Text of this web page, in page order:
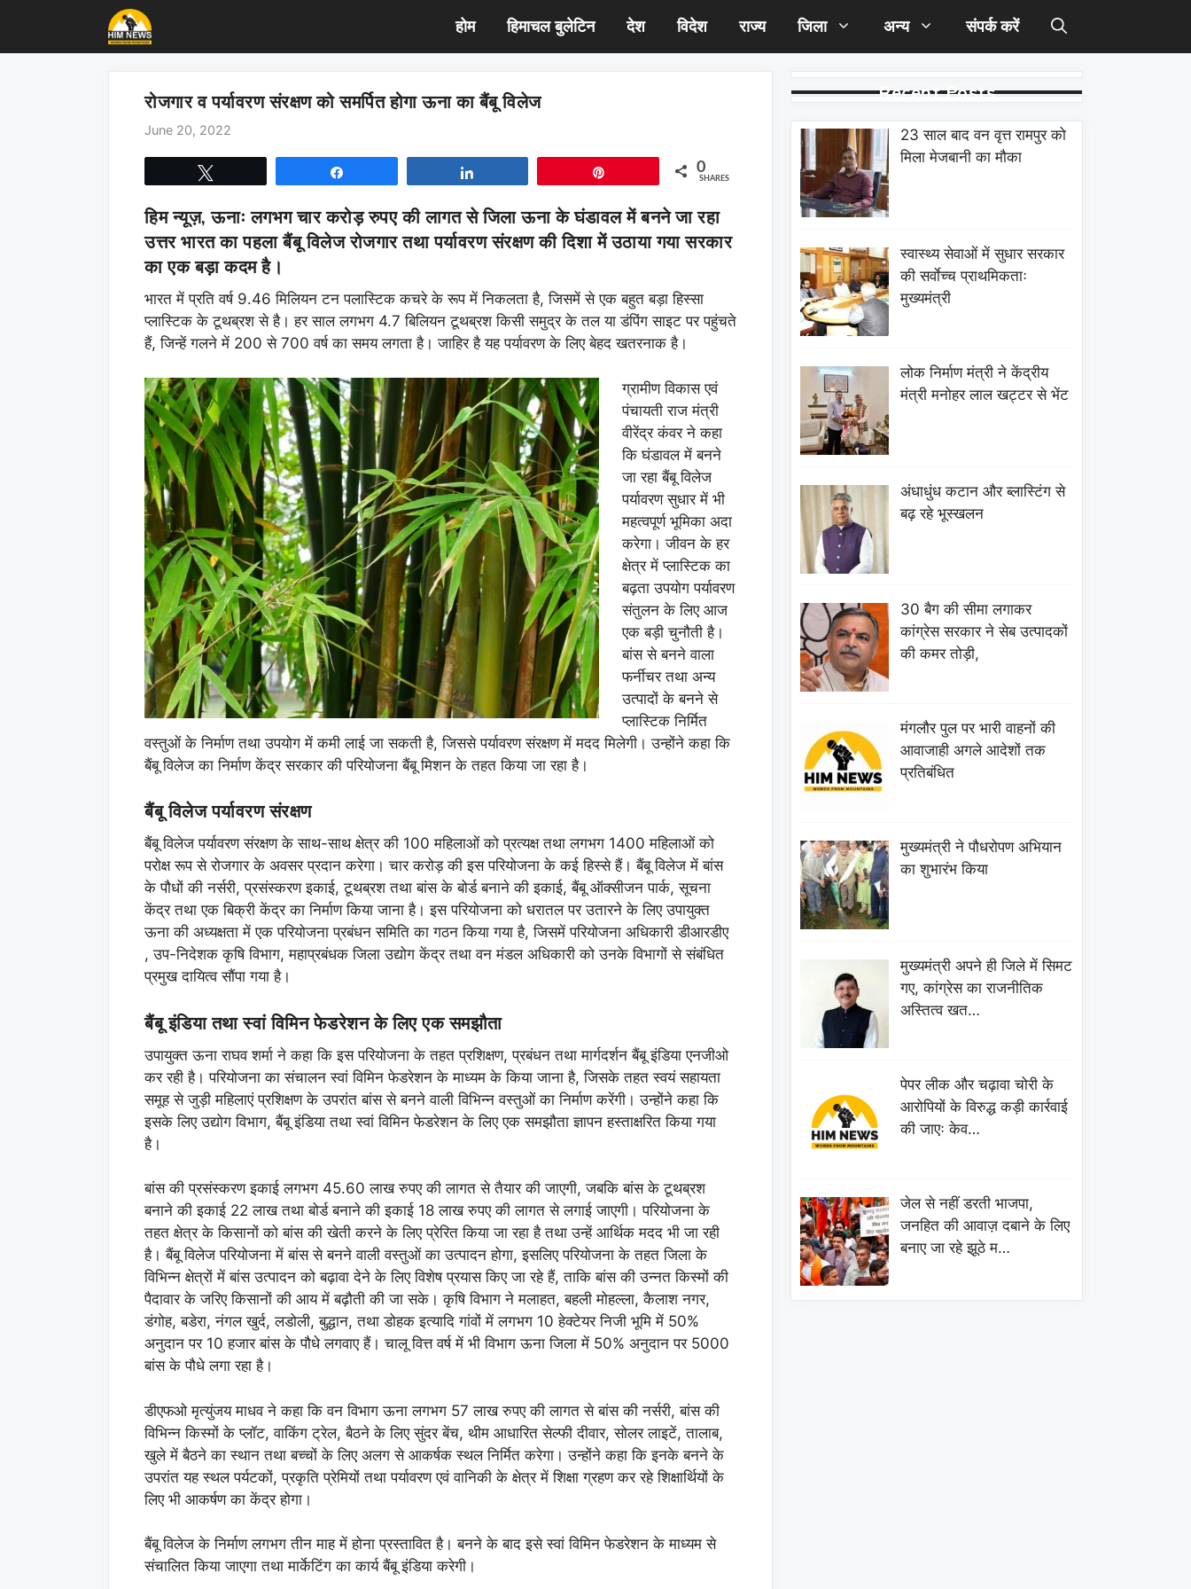
content
होम हिमाचल बुलेटिन देश विदेश राज्य जिला अन्य संपर्क करें
रोजगार व पर्यावरण संरक्षण को समर्पित होगा ऊना का बैंबू विलेज
June 20, 2022
0
SHARES
हिम न्यूज़, ऊनाः लगभग चार करोड़ रुपए की लागत से जिला ऊना के घंडावल में बनने जा रहा
उत्तर भारत का पहला बैंबू विलेज रोजगार तथा पर्यावरण संरक्षण की दिशा में उठाया गया सरकार
का एक बड़ा कदम है।
भारत में प्रति वर्ष 9.46 मिलियन टन पलास्टिक कचरे के रूप में निकलता है, जिसमें से एक बहुत बड़ा हिस्सा
प्लास्टिक के टूथब्रश से है। हर साल लगभग 4.7 बिलियन टूथब्रश किसी समुद्र के तल या डंपिंग साइट पर पहुंचते
हैं, जिन्हें गलने में 200 से 700 वर्ष का समय लगता है। जाहिर है यह पर्यावरण के लिए बेहद खतरनाक है।
ग्रामीण विकास एवं
पंचायती राज मंत्री
वीरेंद्र कंवर ने कहा
कि घंडावल में बनने
जा रहा बैंबू विलेज
पर्यावरण सुधार में भी
महत्वपूर्ण भूमिका अदा
करेगा। जीवन के हर
क्षेत्र में प्लास्टिक का
बढ़ता उपयोग पर्यावरण
संतुलन के लिए आज
एक बड़ी चुनौती है।
बांस से बनने वाला
फर्नीचर तथा अन्य
उत्पादों के बनने से
प्लास्टिक निर्मित
वस्तुओं के निर्माण तथा उपयोग में कमी लाई जा सकती है, जिससे पर्यावरण संरक्षण में मदद मिलेगी। उन्होंने कहा कि
बैंबू विलेज का निर्माण केंद्र सरकार की परियोजना बैंबू मिशन के तहत किया जा रहा है।
बैंबू विलेज पर्यावरण संरक्षण
बैंबू विलेज पर्यावरण संरक्षण के साथ-साथ क्षेत्र की 100 महिलाओं को प्रत्यक्ष तथा लगभग 1400 महिलाओं को
परोक्ष रूप से रोजगार के अवसर प्रदान करेगा। चार करोड़ की इस परियोजना के कई हिस्से हैं। बैंबू विलेज में बांस
के पौधों की नर्सरी, प्रसंस्करण इकाई, टूथब्रश तथा बांस के बोर्ड बनाने की इकाई, बैंबू ऑक्सीजन पार्क, सूचना
केंद्र तथा एक बिक्री केंद्र का निर्माण किया जाना है। इस परियोजना को धरातल पर उतारने के लिए उपायुक्त
ऊना की अध्यक्षता में एक परियोजना प्रबंधन समिति का गठन किया गया है, जिसमें परियोजना अधिकारी डीआरडीए
, उप-निदेशक कृषि विभाग, महाप्रबंधक जिला उद्योग केंद्र तथा वन मंडल अधिकारी को उनके विभागों से संबंधित
प्रमुख दायित्व सौंपा गया है।
बैंबू इंडिया तथा स्वां विमिन फेडरेशन के लिए एक समझौता
उपायुक्त ऊना राघव शर्मा ने कहा कि इस परियोजना के तहत प्रशिक्षण, प्रबंधन तथा मार्गदर्शन बैंबू इंडिया एनजीओ
कर रही है। परियोजना का संचालन स्वां विमिन फेडरेशन के माध्यम के किया जाना है, जिसके तहत स्वयं सहायता
समूह से जुड़ी महिलाएं प्रशिक्षण के उपरांत बांस से बनने वाली विभिन्न वस्तुओं का निर्माण करेंगी। उन्होंने कहा कि
इसके लिए उद्योग विभाग, बैंबू इंडिया तथा स्वां विमिन फेडरेशन के लिए एक समझौता ज्ञापन हस्ताक्षरित किया गया
है।
बांस की प्रसंस्करण इकाई लगभग 45.60 लाख रुपए की लागत से तैयार की जाएगी, जबकि बांस के टूथब्रश
बनाने की इकाई 22 लाख तथा बोर्ड बनाने की इकाई 18 लाख रुपए की लागत से लगाई जाएगी। परियोजना के
तहत क्षेत्र के किसानों को बांस की खेती करने के लिए प्रेरित किया जा रहा है तथा उन्हें आर्थिक मदद भी जा रही
है। बैंबू विलेज परियोजना में बांस से बनने वाली वस्तुओं का उत्पादन होगा, इसलिए परियोजना के तहत जिला के
विभिन्न क्षेत्रों में बांस उत्पादन को बढ़ावा देने के लिए विशेष प्रयास किए जा रहे हैं, ताकि बांस की उन्नत किस्मों की
पैदावार के जरिए किसानों की आय में बढ़ौती की जा सके। कृषि विभाग ने मलाहत, बहली मोहल्ला, कैलाश नगर,
डंगोह, बडेरा, नंगल खुर्द, लडोली, बुद्धान, तथा डोहक इत्यादि गांवों में लगभग 10 हेक्टेयर निजी भूमि में 50%
अनुदान पर 10 हजार बांस के पौधे लगवाए हैं। चालू वित्त वर्ष में भी विभाग ऊना जिला में 50% अनुदान पर 5000
बांस के पौधे लगा रहा है।
डीएफओ मृत्युंजय माधव ने कहा कि वन विभाग ऊना लगभग 57 लाख रुपए की लागत से बांस की नर्सरी, बांस की
विभिन्न किस्मों के प्लॉट, वाकिंग ट्रेल, बैठने के लिए सुंदर बेंच, थीम आधारित सेल्फी दीवार, सोलर लाइटें, तालाब,
खुले में बैठने का स्थान तथा बच्चों के लिए अलग से आकर्षक स्थल निर्मित करेगा। उन्होंने कहा कि इनके बनने के
उपरांत यह स्थल पर्यटकों, प्रकृति प्रेमियों तथा पर्यावरण एवं वानिकी के क्षेत्र में शिक्षा ग्रहण कर रहे शिक्षार्थियों के
लिए भी आकर्षण का केंद्र होगा।
बैंबू विलेज के निर्माण लगभग तीन माह में होना प्रस्तावित है। बनने के बाद इसे स्वां विमिन फेडरेशन के माध्यम से
संचालित किया जाएगा तथा मार्केटिंग का कार्य बैंबू इंडिया करेगी।
Recent Posts
23 साल बाद वन वृत्त रामपुर को
मिला मेजबानी का मौका
स्वास्थ्य सेवाओं में सुधार सरकार
की सर्वाेच्च प्राथमिकताः
मुख्यमंत्री
लोक निर्माण मंत्री ने केंद्रीय
मंत्री मनोहर लाल खट्टर से भेंट
अंधाधुंध कटान और ब्लास्टिंग से
बढ़ रहे भूस्खलन
30 बैग की सीमा लगाकर
कांग्रेस सरकार ने सेब उत्पादकों
की कमर तोड़ी,
मंगलौर पुल पर भारी वाहनों की
आवाजाही अगले आदेशों तक
प्रतिबंधित
मुख्यमंत्री ने पौधरोपण अभियान
का शुभारंभ किया
मुख्यमंत्री अपने ही जिले में सिमट
गए, कांग्रेस का राजनीतिक
अस्तित्व खत…
पेपर लीक और चढ़ावा चोरी के
आरोपियों के विरुद्ध कड़ी कार्रवाई
की जाएः केव…
जेल से नहीं डरती भाजपा,
जनहित की आवाज़ दबाने के लिए
बनाए जा रहे झूठे म…